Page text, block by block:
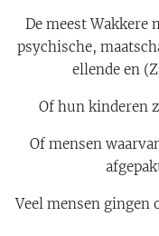
De meest Wakkere
psychische,
ellende en
Of hun kinderen
Of mensen
Veel mensen gingen